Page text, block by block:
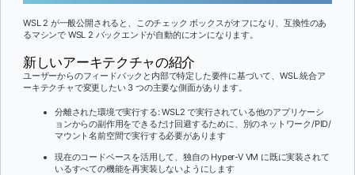
WSL 2 が一般公開されると、このチェック ボックスがオフになり、互換性のあ
るマシンで WSL 2 バックエンドが自動的にオンになります。
新しいアーキテクチャの紹介
ユーザーからのフィードバックと内部で特定した要件に基づいて、WSL 統合ア
ーキテクチャで変更したい 3 つの主要な側面があります。
分離された環境で実行する: WSL2 で実行されている他のアプリケーシ
ョンからの副作用をできるだけ回避するために、別のネットワーク/PID/
マウント名前空間で実行する必要があります
現在のコードベースを活用して、独自の Hyper-V VM に既に実装されて
いるすべての機能を再実装しないようにします